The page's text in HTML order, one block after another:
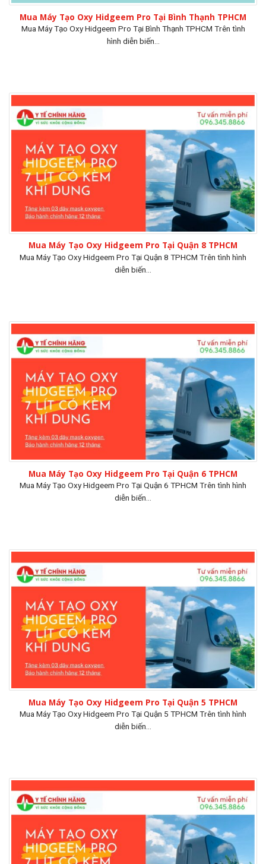
Mua Máy Tạo Oxy Hidgeem Pro Tại Bình Thạnh TPHCM
Mua Máy Tạo Oxy Hidgeem Pro Tại Bình Thạnh TPHCM Trên tình
hình diễn biến...
Mua Máy Tạo Oxy Hidgeem Pro Tại Quận 8 TPHCM
Mua Máy Tạo Oxy Hidgeem Pro Tại Quận 8 TPHCM Trên tình hình
diễn biến...
Mua Máy Tạo Oxy Hidgeem Pro Tại Quận 6 TPHCM
Mua Máy Tạo Oxy Hidgeem Pro Tại Quận 6 TPHCM Trên tình hình
diễn biến...
Mua Máy Tạo Oxy Hidgeem Pro Tại Quận 5 TPHCM
Mua Máy Tạo Oxy Hidgeem Pro Tại Quận 5 TPHCM Trên tình hình
diễn biến...